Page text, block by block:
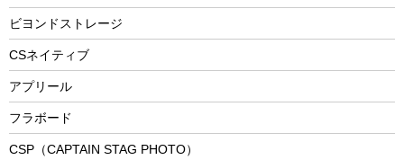
防寒ウェア
トレッキング
トレッキングアクセサリー
プレイグッズ
ビヨンドストレージ
CSネイティブ
アプリール
フラボード
CSP（CAPTAIN STAG PHOTO）